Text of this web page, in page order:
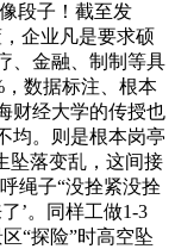
段子！截至发
企业凡是要求硕
、金融、制制等具
数据标注、根本
财经大学的传授也
均。则是根本岗亭
坠落变乱，这间接
绳子“没拴紧没拴
’。同样工做1-3
“探险”时高空坠